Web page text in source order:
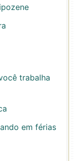
trabalha
em férias